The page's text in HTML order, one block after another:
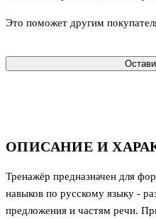
ОПИСАНИЕ И
Тренажёр предназначен для
навыков по русскому языку -
предложения и частям речи.
Это поможет другим